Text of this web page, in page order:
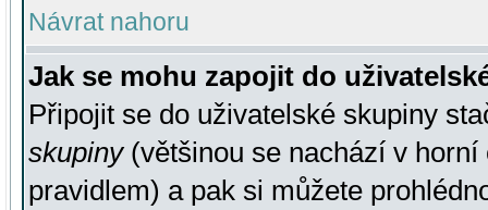
Návrat nahoru
Jak se mohu zapojit do
Připojit se do uživatelské skupiny
skupiny(většinou se nachází v horní
pravidlem) a pak si můžete